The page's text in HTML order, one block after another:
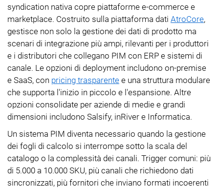
syndication nativa copre piattaforme e-commerce e
marketplace. Costruito sulla piattaforma dati AtroCore,
gestisce non solo la gestione dei dati di prodotto ma
scenari di integrazione più ampi, rilevanti per i produttori
e i distributori che collegano PIM con ERP e sistemi di
canale. Le opzioni di deployment includono on-premise
e SaaS, con pricing trasparente e una struttura modulare
che supporta l'inizio in piccolo e l'espansione. Altre
opzioni consolidate per aziende di medie e grandi
dimensioni includono Salsify, inRiver e Informatica.
Un sistema PIM diventa necessario quando la gestione
dei fogli di calcolo si interrompe sotto la scala del
catalogo o la complessità dei canali. Trigger comuni: più
di 5.000 a 10.000 SKU, più canali che richiedono dati
sincronizzati, più fornitori che inviano formati incoerenti